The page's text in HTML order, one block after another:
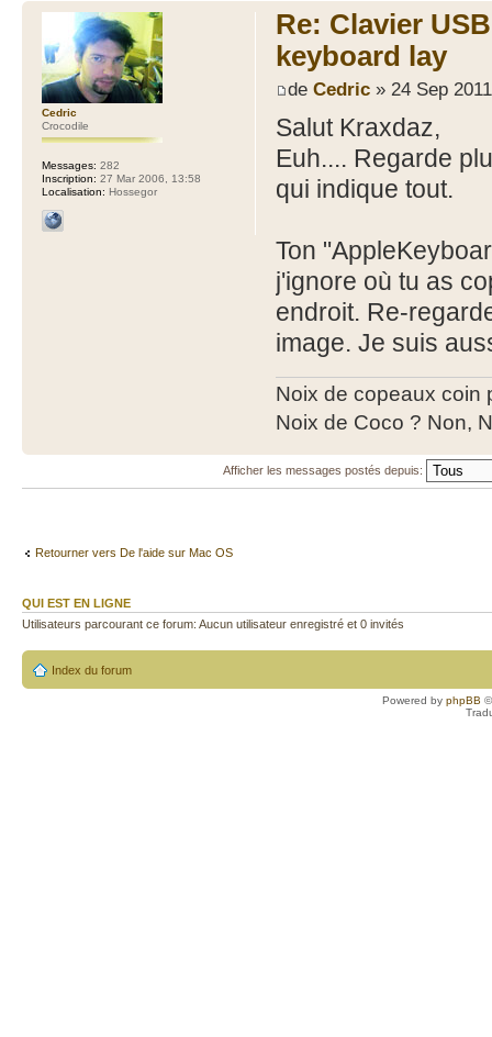
Re: Clavier
keyboard lay
de Cedric» 24 Sep
Salut Kraxdaz,
Euh.... Regarde
qui indique tout.
Ton
j'ignore où tu as
endroit. Re-
image. Je suis
Noix de copeaux coin
Noix de Coco ? Non,
Cedric
Crocodile
Messages: 282
Inscription: 27 Mar 2006, 13:58
Localisation: Hossegor
Afficher les messages postés depuis:
Retourner vers De l'aide sur Mac OS
QUI EST EN LIGNE
Utilisateurs parcourant ce forum: Aucun utilisateur enregistré et 0 invités
Index du forum
Powered by phpBB